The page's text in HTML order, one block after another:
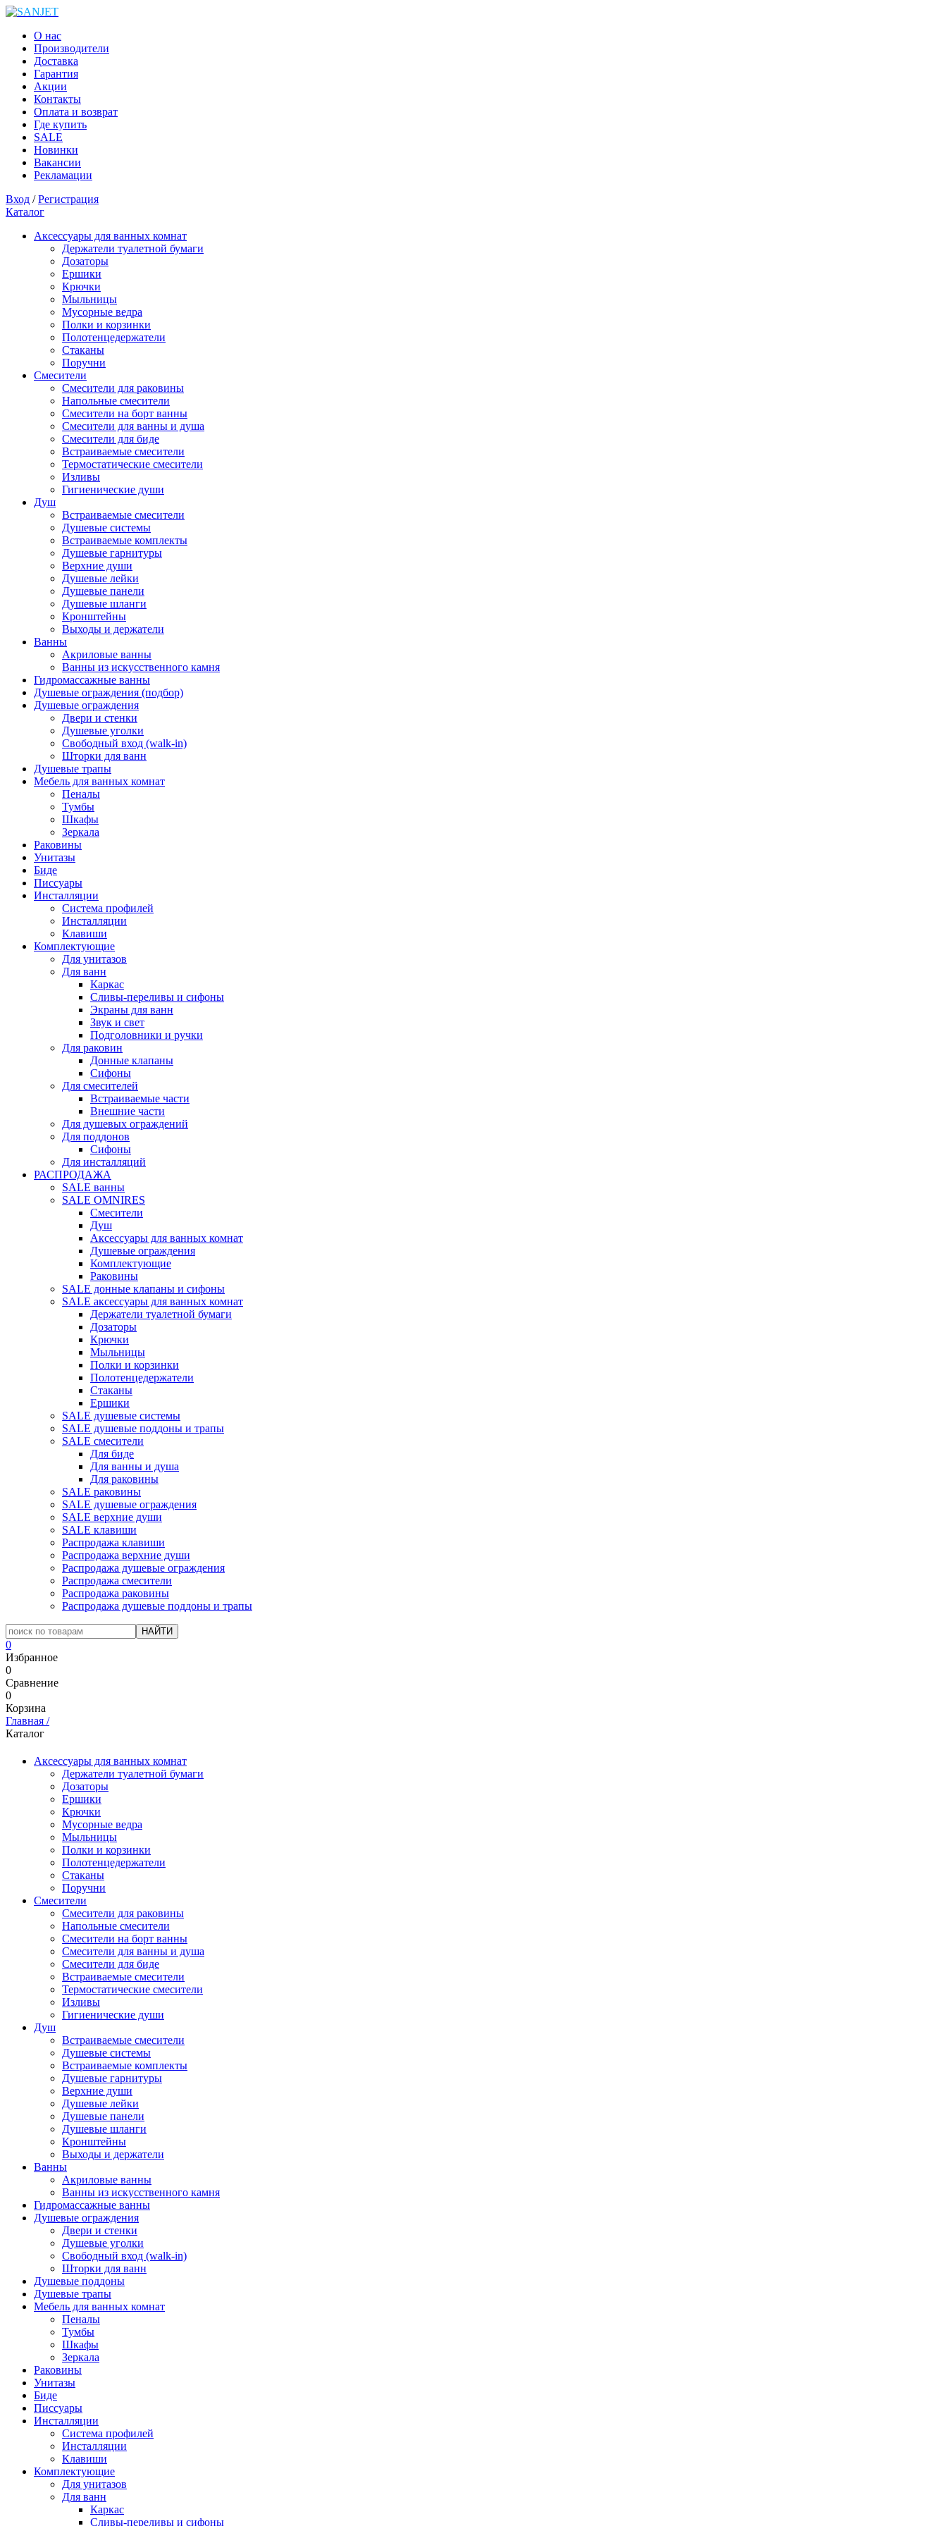
О нас
Производители
Доставка
Гарантия
Акции
Контакты
Оплата и возврат
Где купить
SALE
Новинки
Вакансии
Рекламации
Вход /Регистрация
Каталог
Аксессуары для ванных комнат
Держатели туалетной бумаги
Дозаторы
Ершики
Крючки
Мыльницы
Мусорные ведра
Полки и корзинки
Полотенцедержатели
Стаканы
Поручни
Смесители
Смесители для раковины
Напольные смесители
Смесители на борт ванны
Смесители для ванны и душа
Смесители для биде
Встраиваемые смесители
Термостатические смесители
Изливы
Гигиенические души
Душ
Встраиваемые смесители
Душевые системы
Встраиваемые комплекты
Душевые гарнитуры
Верхние души
Душевые лейки
Душевые панели
Душевые шланги
Кронштейны
Выходы и держатели
Ванны
Акриловые ванны
Ванны из искусственного камня
Гидромассажные ванны
Душевые ограждения (подбор)
Душевые ограждения
Двери и стенки
Душевые уголки
Свободный вход (walk-in)
Шторки для ванн
Душевые трапы
Мебель для ванных комнат
Пеналы
Тумбы
Шкафы
Зеркала
Раковины
Унитазы
Биде
Писсуары
Инсталляции
Система профилей
Инсталляции
Клавиши
Комплектующие
Для унитазов
Для ванн
Каркас
Сливы-переливы и сифоны
Экраны для ванн
Звук и свет
Подголовники и ручки
Для раковин
Донные клапаны
Сифоны
Для смесителей
Встраиваемые части
Внешние части
Для душевых ограждений
Для поддонов
Сифоны
Для инсталляций
РАСПРОДАЖА
SALE ванны
SALE OMNIRES
Смесители
Душ
Аксессуары для ванных комнат
Душевые ограждения
Комплектующие
Раковины
SALE донные клапаны и сифоны
SALE аксессуары для ванных комнат
Держатели туалетной бумаги
Дозаторы
Крючки
Мыльницы
Полки и корзинки
Полотенцедержатели
Стаканы
Ершики
SALE душевые системы
SALE душевые поддоны и трапы
SALE смесители
Для биде
Для ванны и душа
Для раковины
SALE раковины
SALE душевые ограждения
SALE верхние души
SALE клавиши
Распродажа клавиши
Распродажа верхние души
Распродажа душевые ограждения
Распродажа смесители
Распродажа раковины
Распродажа душевые поддоны и трапы
0
Избранное
0
Сравнение
0
Корзина
Главная /
Каталог
Аксессуары для ванных комнат
Держатели туалетной бумаги
Дозаторы
Ершики
Крючки
Мусорные ведра
Мыльницы
Полки и корзинки
Полотенцедержатели
Стаканы
Поручни
Смесители
Смесители для раковины
Напольные смесители
Смесители на борт ванны
Смесители для ванны и душа
Смесители для биде
Встраиваемые смесители
Термостатические смесители
Изливы
Гигиенические души
Душ
Встраиваемые смесители
Душевые системы
Встраиваемые комплекты
Душевые гарнитуры
Верхние души
Душевые лейки
Душевые панели
Душевые шланги
Кронштейны
Выходы и держатели
Ванны
Акриловые ванны
Ванны из искусственного камня
Гидромассажные ванны
Душевые ограждения
Двери и стенки
Душевые уголки
Свободный вход (walk-in)
Шторки для ванн
Душевые поддоны
Душевые трапы
Мебель для ванных комнат
Пеналы
Тумбы
Шкафы
Зеркала
Раковины
Унитазы
Биде
Писсуары
Инсталляции
Система профилей
Инсталляции
Клавиши
Комплектующие
Для унитазов
Для ванн
Каркас
Сливы-переливы и сифоны